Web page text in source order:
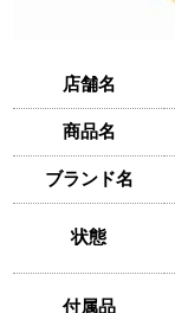
店舗名
商品名
ブランド名
状態
付属品